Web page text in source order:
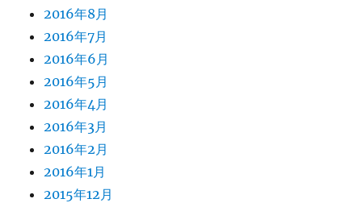
2016年8月
2016年7月
2016年6月
2016年5月
2016年4月
2016年3月
2016年2月
2016年1月
2015年12月